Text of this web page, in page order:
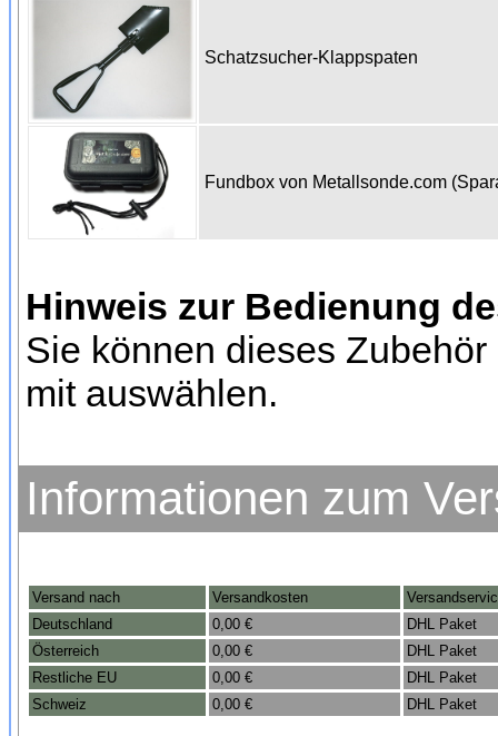
Schatzsucher-Klappspaten
Fundbox von Metallsonde.com
Hinweis zur Bedienung
Sie können dieses
mit auswählen.
Informationen zum
Versand nach Versandkosten
Deutschland
0,00 €
DHL Paket
Österreich
0,00 €
DHL Paket
Restliche EU
0,00 €
DHL Paket
Schweiz
0,00 € DHL Paket